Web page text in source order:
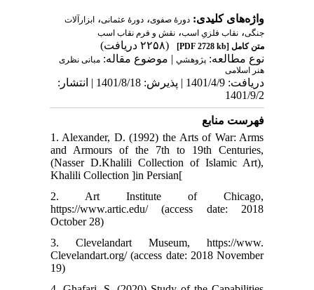
واژه‌های کلیدی: دورۀ صفوی، دورۀ عثمانی، ابزارآلات
جنگی، نقاب فلزیِ اسب، نقش و فرم نقاب اسب
متن کامل[PDF 2728 kb]
(۲۲۵۸ دریافت)
نوع مطالعه: پژوهشي| موضوع مقاله: مبانی نظری
هنر اسلامی
دریافت: 1401/4/9 | پذیرش: 1401/8/18 | انتشار:
1401/9/2
فهرست منابع
1. Alexander, D. (1992) the Arts of War: Arms
and Armours of the 7th to 19th Centuries,
(Nasser D.Khalili Collection of Islamic Art),
Khalili Collection ]in Persian[
2. Art Institute of Chicago,
https://www.artic.edu/ (access date: 2018
October 28)
3. Clevelandart Museum, https://www.
Clevelandart.org/ (access date: 2018 November
19)